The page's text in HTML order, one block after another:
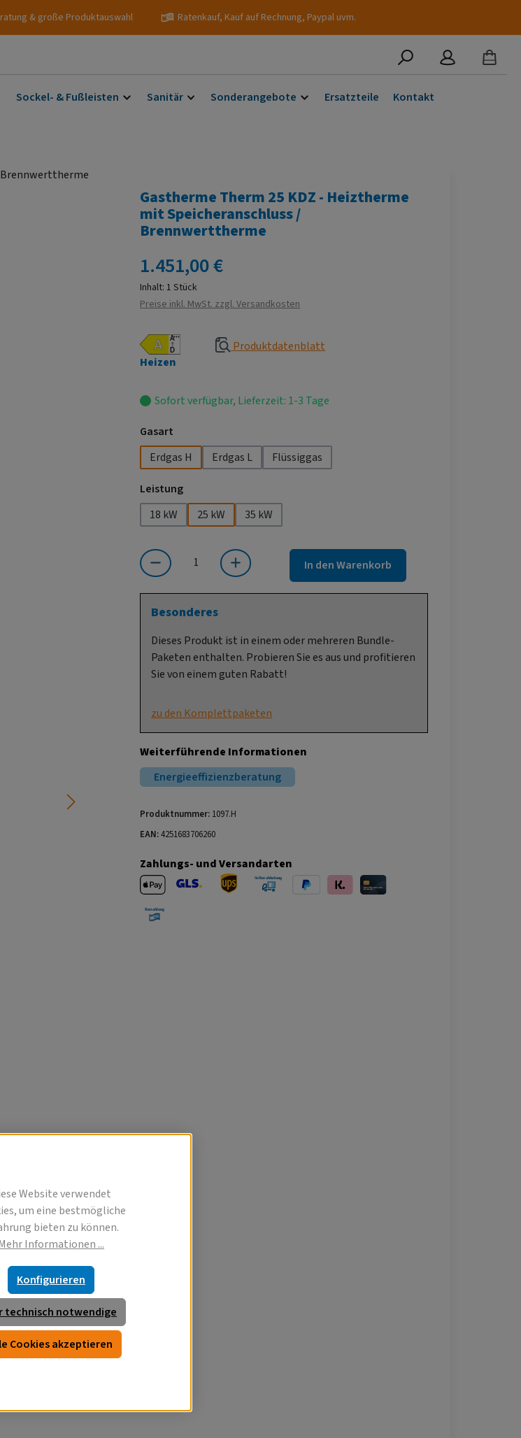
& große Produktauswahl Ratenkauf, Kauf auf Rechnung, Paypal uvm.
Sockel- & Fußleisten Sanitär Sonderangebote Ersatzteile Kontakt
Gastherme Therm 25 KDZ - Heiztherme
mit Speicheranschluss /
Brennwerttherme
Regulärer Preis:
1.451,00 €
Inhalt:1 Stück
Preise inkl. MwSt. zzgl. Versandkosten
Heizen
Produktdatenblatt
Sofort verfügbar, Lieferzeit: 1-3 Tage
Gasart
Erdgas H
Erdgas L Flüssiggas
Leistungauswählen
18 kW
25 kW 35 kW
Produkt Anzahl: Gib den gewünschten Wert ein oder benutze die Schaltflächen um die
In den Warenkorb
Besonderes
Dieses Produkt ist in einem oder mehreren Bundle-
Paketen enthalten. Probieren Sie es aus und profitieren
Sie von einem guten Rabatt!
zu den Komplettpaketen
Weiterführende Informationen
Energieeffizienzberatung
Produktnummer: 1097.H
EAN:4251683706260
Zahlungs- und Versandarten
Website verwendet
um eine bestmögliche
bieten zu können.
Informationen ...
technisch notwendige
Konfigurieren
Cookies akzeptieren